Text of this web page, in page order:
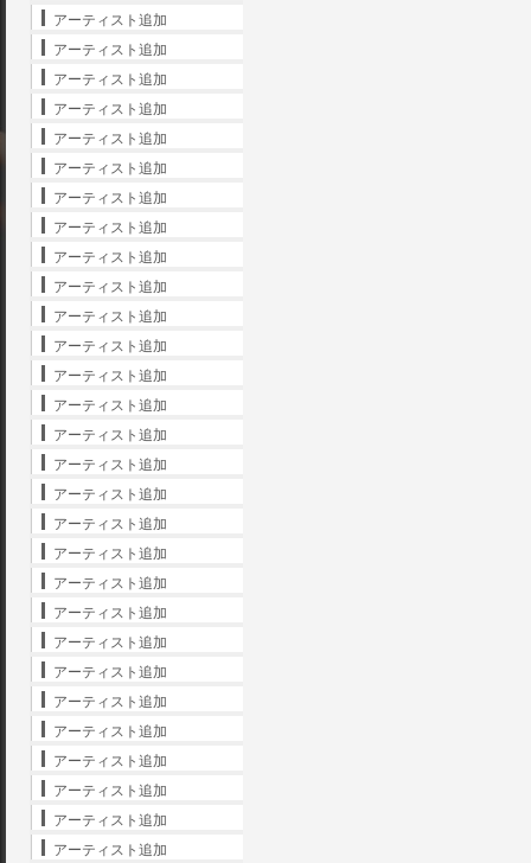
アーティスト追加
アーティスト追加
アーティスト追加
アーティスト追加
アーティスト追加
アーティスト追加
アーティスト追加
アーティスト追加
アーティスト追加
アーティスト追加
アーティスト追加
アーティスト追加
アーティスト追加
アーティスト追加
アーティスト追加
アーティスト追加
アーティスト追加
アーティスト追加
アーティスト追加
アーティスト追加
アーティスト追加
アーティスト追加
アーティスト追加
アーティスト追加
アーティスト追加
アーティスト追加
アーティスト追加
アーティスト追加
アーティスト追加